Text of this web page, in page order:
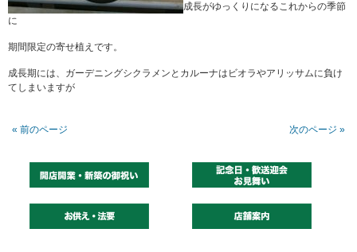
成長がゆっくりになるこれからの季節
に
期間限定の寄せ植えです。
成長期には、ガーデニングシクラメンとカルーナはビオラやアリッサムに負け
てしまいますが
« 前のページ 次のページ »